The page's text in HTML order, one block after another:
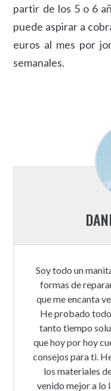
partir de los 5 o 6
puede aspirar a
euros al mes por
semanales.
Soy todo un
formas de
que me encanta
He probado
tanto tiempo
que hoy por hoy
consejos para ti.
los materiales
venido mejor a lo